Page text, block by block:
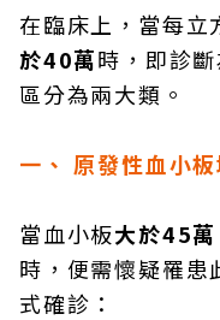
在臨床上，當每立
於40萬時，即診
區分為兩大類。
一、 原發性血小
當血小板大於45萬
時，便需懷疑罹患
式確診：